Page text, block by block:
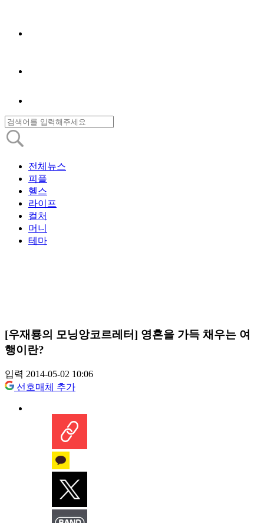
전체뉴스
피플
헬스
라이프
컬처
머니
테마
[우재룡의 모닝앙코르레터] 영혼을 가득 채우는 여
행이란?
입력 2014-05-02 10:06
선호매체 추가